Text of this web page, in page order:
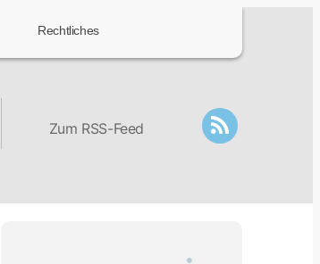
Rechtliches
Zum RSS-Feed